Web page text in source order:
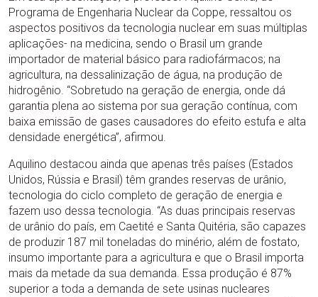
Programa de Engenharia Nuclear da Coppe, ressaltou os
aspectos positivos da tecnologia nuclear em suas múltiplas
aplicações- na medicina, sendo o Brasil um grande
importador de material básico para radiofármacos; na
agricultura, na dessalinização de água, na produção de
hidrogênio. “Sobretudo na geração de energia, onde dá
garantia plena ao sistema por sua geração contínua, com
baixa emissão de gases causadores do efeito estufa e alta
densidade energética”, afirmou.
Aquilino destacou ainda que apenas três países (Estados
Unidos, Rússia e Brasil) têm grandes reservas de urânio,
tecnologia do ciclo completo de geração de energia e
fazem uso dessa tecnologia. “As duas principais reservas
de urânio do país, em Caetité e Santa Quitéria, são capazes
de produzir 187 mil toneladas do minério, além de fostato,
insumo importante para a agricultura e que o Brasil importa
mais da metade da sua demanda. Essa produção é 87%
superior a toda a demanda de sete usinas nucleares